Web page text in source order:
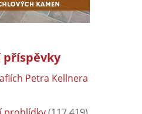
Petra Kellnera